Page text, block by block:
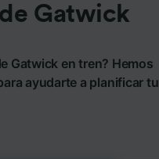
Gatwick
Gatwick en tren? Hemos
ayudarte a planificar tu